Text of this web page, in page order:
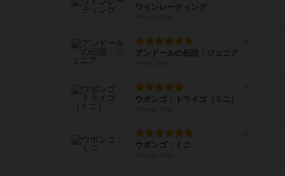
ワインレーティング
アンドールの伝説：ジュニア
ウボンゴ：トライゴ（ミニ）
ウボンゴ：ミニ